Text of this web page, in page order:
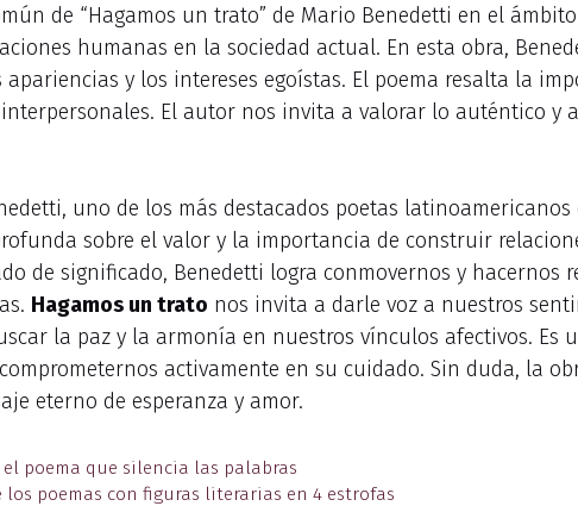
de “Hagamos un trato” de Mario Benedetti en el
humanas en la sociedad actual. En esta obra,
apariencias y los intereses egoístas. El poema resalta la
El autor nos invita a valorar lo auténtico y
uno de los más destacados poetas latinoamericanos
sobre el valor y la importancia de construir
de significado, Benedetti logra conmovernos y
Hagamos un trato nos invita a darle voz a nuestros
la paz y la armonía en nuestros vínculos afectivos.
activamente en su cuidado. Sin duda, la
eterno de esperanza y amor.
poema que silencia las palabras
los poemas con figuras literarias en 4 estrofas